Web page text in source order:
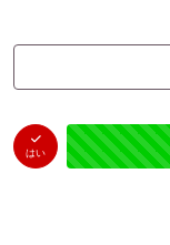
はい
はい
（0件）
未投票